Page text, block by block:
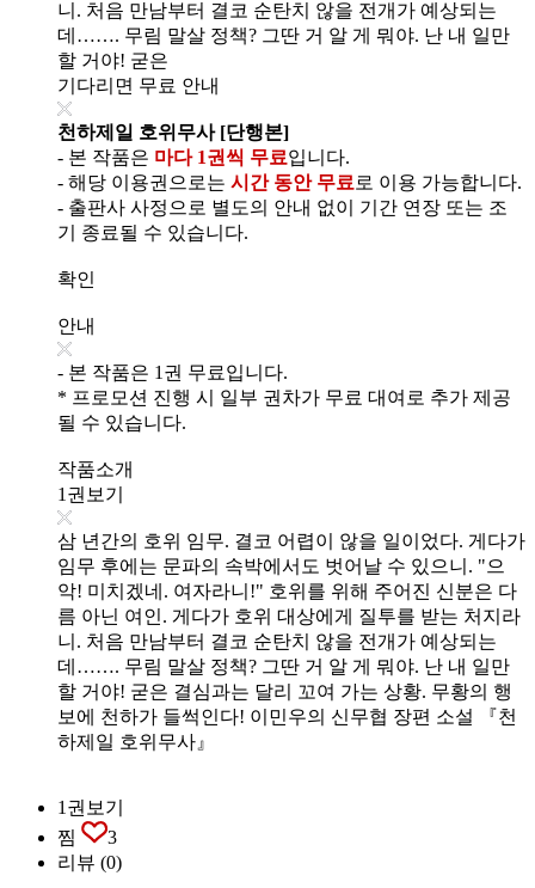
니. 처음 만남부터 결코 순탄치 않을 전개가 예상되는
데……. 무림 말살 정책? 그딴 거 알 게 뭐야. 난 내 일만
할 거야! 굳은
기다리면 무료 안내
천하제일 호위무사 [단행본]
- 본 작품은 마다 1권씩 무료입니다.
- 해당 이용권으로는 시간 동안 무료 로 이용 가능합니다.
- 출판사 사정으로 별도의 안내 없이 기간 연장 또는 조
기 종료될 수 있습니다.
확인
안내
- 본 작품은 1권 무료입니다.
* 프로모션 진행 시 일부 권차가 무료 대여로 추가 제공
될 수 있습니다.
작품소개
1권보기
삼 년간의 호위 임무. 결코 어렵이 않을 일이었다. 게다가
임무 후에는 문파의 속박에서도 벗어날 수 있으니. "으
악! 미치겠네. 여자라니!" 호위를 위해 주어진 신분은 다
름 아닌 여인. 게다가 호위 대상에게 질투를 받는 처지라
니. 처음 만남부터 결코 순탄치 않을 전개가 예상되는
데……. 무림 말살 정책? 그딴 거 알 게 뭐야. 난 내 일만
할 거야! 굳은 결심과는 달리 꼬여 가는 상황. 무황의 행
보에 천하가 들썩인다! 이민우의 신무협 장편 소설 『천
하제일 호위무사』
1권보기
찜
3
리뷰 (0)